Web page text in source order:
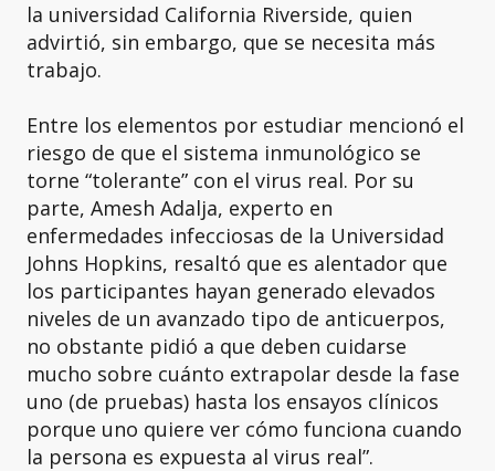
la universidad California Riverside, quien
advirtió, sin embargo, que se necesita más
trabajo.
Entre los elementos por estudiar mencionó el
riesgo de que el sistema inmunológico se
torne “tolerante” con el virus real. Por su
parte, Amesh Adalja, experto en
enfermedades infecciosas de la Universidad
Johns Hopkins, resaltó que es alentador que
los participantes hayan generado elevados
niveles de un avanzado tipo de anticuerpos,
no obstante pidió a que deben cuidarse
mucho sobre cuánto extrapolar desde la fase
uno (de pruebas) hasta los ensayos clínicos
porque uno quiere ver cómo funciona cuando
la persona es expuesta al virus real”.